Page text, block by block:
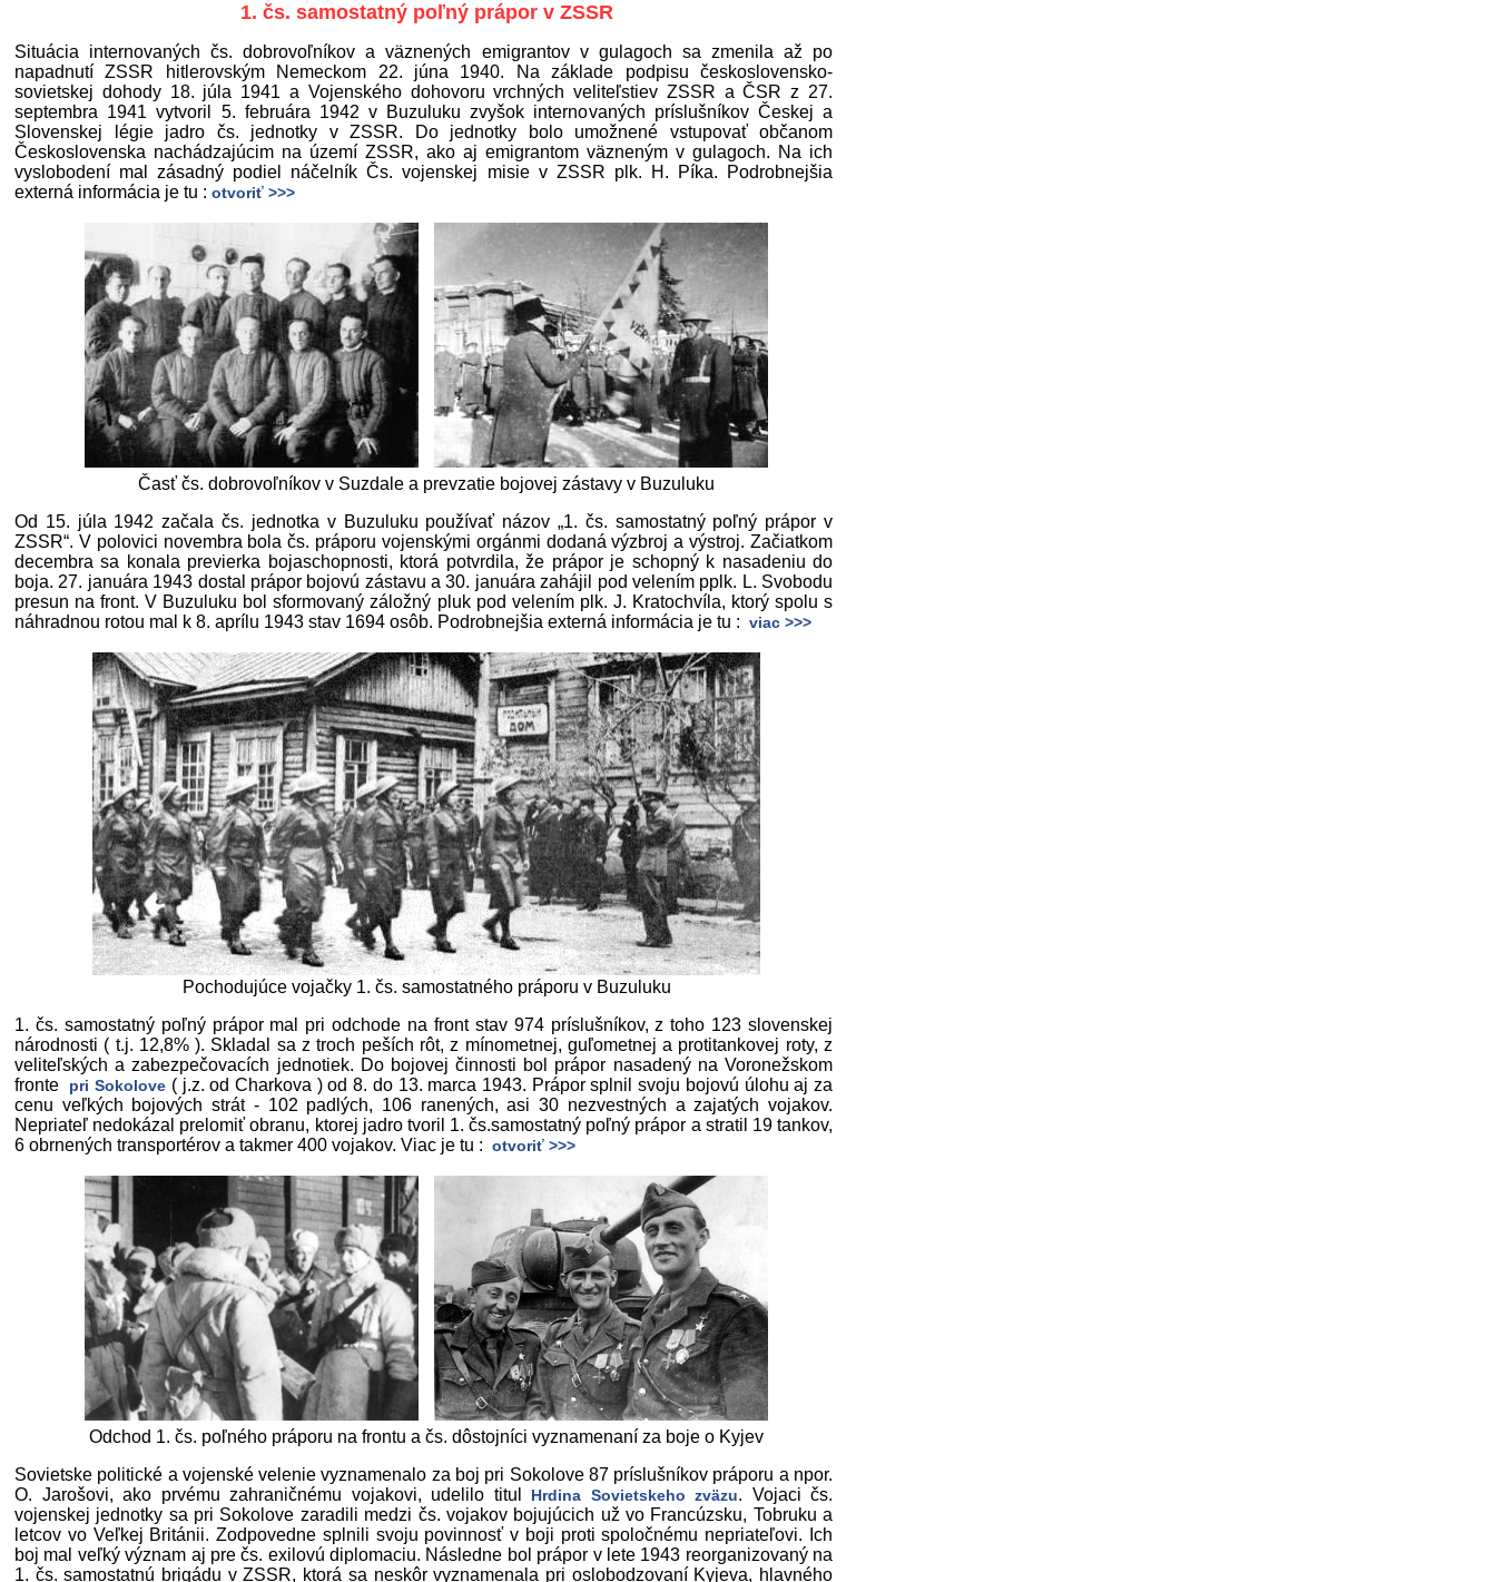
1. čs. samostatný poľný prápor v ZSSR
Situácia internovaných čs. dobrovoľníkov a väznených emigrantov v gulagoch sa zmenila až po
napadnutí ZSSR hitlerovským Nemeckom 22. júna 1940. Na základe podpisu československo-
sovietskej dohody 18. júla 1941 a Vojenského dohovoru vrchných veliteľstiev ZSSR a ČSR z 27.
septembra 1941 vytvoril 5. februára 1942 v Buzuluku zvyšok internovaných príslušníkov Českej a
Slovenskej légie jadro čs. jednotky v ZSSR. Do jednotky bolo umožnené vstupovať občanom
Československa nachádzajúcim na území ZSSR, ako aj emigrantom väzneným v gulagoch. Na ich
vyslobodení mal zásadný podiel náčelník Čs. vojenskej misie v ZSSR plk. H. Píka. Podrobnejšia
externá informácia je tu : otvoriť >>>
Časť čs. dobrovoľníkov v Suzdale a prevzatie bojovej zástavy v Buzuluku
Od 15. júla 1942 začala čs. jednotka v Buzuluku používať názov „1. čs. samostatný poľný prápor v
ZSSR“. V polovici novembra bola čs. práporu vojenskými orgánmi dodaná výzbroj a výstroj. Začiatkom
decembra sa konala previerka bojaschopnosti, ktorá potvrdila, že prápor je schopný k nasadeniu do
boja. 27. januára 1943 dostal prápor bojovú zástavu a 30. januára zahájil pod velením pplk. L. Svobodu
presun na front. V Buzuluku bol sformovaný záložný pluk pod velením plk. J. Kratochvíla, ktorý spolu s
náhradnou rotou mal k 8. aprílu 1943 stav 1694 osôb. Podrobnejšia externá informácia je tu : viac >>>
Pochodujúce vojačky 1. čs. samostatného práporu v Buzuluku
1. čs. samostatný poľný prápor mal pri odchode na front stav 974 príslušníkov, z toho 123 slovenskej
národnosti ( t.j. 12,8% ). Skladal sa z troch peších rôt, z mínometnej, guľometnej a protitankovej roty, z
veliteľských a zabezpečovacích jednotiek. Do bojovej činnosti bol prápor nasadený na Voronežskom
fronte
pri Sokolove ( j.z. od Charkova ) od 8. do 13. marca 1943. Prápor splnil svoju bojovú úlohu aj za
cenu veľkých bojových strát - 102 padlých, 106 ranených, asi 30 nezvestných a zajatých vojakov.
Nepriateľ nedokázal prelomiť obranu, ktorej jadro tvoril 1. čs.samostatný poľný prápor a stratil 19 tankov,
6 obrnených transportérov a takmer 400 vojakov. Viac je tu : otvoriť >>>
Odchod 1. čs. poľného práporu na frontu a čs. dôstojníci vyznamenaní za boje o Kyjev
Sovietske politické a vojenské velenie vyznamenalo za boj pri Sokolove 87 príslušníkov práporu a npor.
O. Jarošovi, ako prvému zahraničnému vojakovi, udelilo titul Hrdina Sovietskeho zväzu. Vojaci čs.
vojenskej jednotky sa pri Sokolove zaradili medzi čs. vojakov bojujúcich už vo Francúzsku, Tobruku a
letcov vo Veľkej Británii. Zodpovedne splnili svoju povinnosť v boji proti spoločnému nepriateľovi. Ich
boj mal veľký význam aj pre čs. exilovú diplomaciu. Následne bol prápor v lete 1943 reorganizovaný na
1. čs. samostatnú brigádu v ZSSR, ktorá sa neskôr vyznamenala pri oslobodzovaní Kyjeva, hlavného